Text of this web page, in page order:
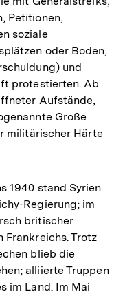
Petitionen,
soziale
oder Boden,
und
protestierten. Ab
Aufstände,
Große
militärischer Härte
1940 stand Syrien
Regierung; im
britischer
Frankreichs. Trotz
blieb die
alliierte Truppen
im Land. Im Mai